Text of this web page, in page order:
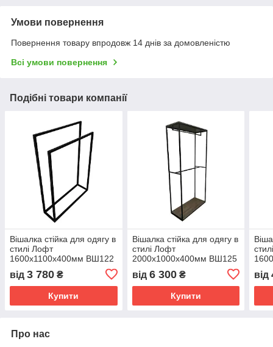
Умови повернення
Повернення товару впродовж 14 днів за домовленістю
Всі умови повернення
Подібні товари компанії
Вішалка стійка для одягу в
стилі Лофт
1600х1100х400мм ВШ122
від 3 780 ₴
Купити
Вішалка стійка для одягу в
стилі Лофт
2000х1000х400мм ВШ125
від 6 300₴
Купити
від
Про нас